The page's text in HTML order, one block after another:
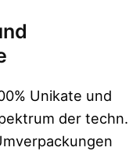
Unikate und
der techn.